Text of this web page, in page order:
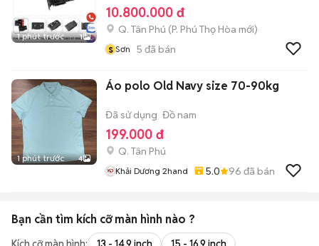
1 phút trước 1
10.800.000 đ
Q. Tân Phú (P. Phú Thọ Hòa mới)
s Sơn 5 đã bán
1 phút trước 4
Áo polo Old Navy size 70-90kg
Đã sử dụng Đồ nam
199.000 đ
Q. Tân Phú
Khải Dương 2hand 5.0 96 đã bán
Bạn cần tìm kích cỡ màn hình nào ?